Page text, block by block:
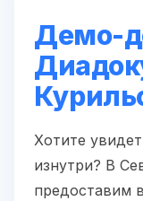
Демо-
Хотите
изнутри? В
предоставим